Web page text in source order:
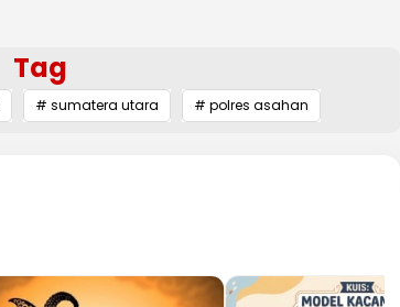
Tag
# sumatera utara # polres asahan